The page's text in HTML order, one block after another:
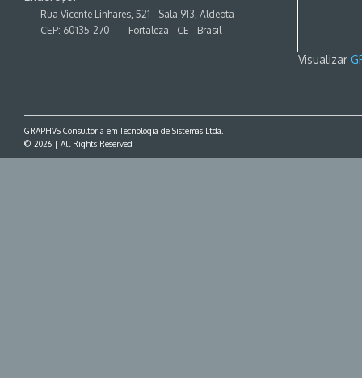
Rua Vicente Linhares, 521 - Sala 913, Aldeota
CEP: 60135-270
Fortaleza - CE - Brasil
Visualizar
GRAPHVS Consultoria em Tecnologia de Sistemas Ltda.
© 2026 | All Rights Reserved